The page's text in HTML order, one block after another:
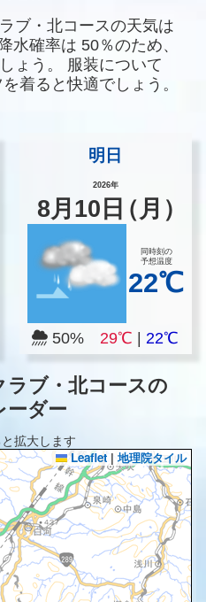
ブ・北コースの天気は
降水確率は 50％のため、
ょう。
服装について
着ると快適でしょう。
明日
2026年
8月 10 日（月）
同時刻の
予想温度
22℃
50% 29℃ |22℃
ブ・北コースの
ーダー
拡大します
Leaflet | 地理院タイル